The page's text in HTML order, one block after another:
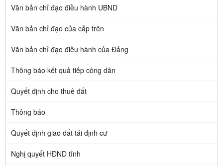
Văn bản chỉ đạo điều hành UBND
Văn bản chỉ đạo của cấp trên
Văn bản chỉ đạo điều hành của Đảng
Thông báo kết quả tiếp công dân
Quyết định cho thuê đất
Thông báo
Quyết định giao đất tái định cư
Nghị quyết HĐND tỉnh